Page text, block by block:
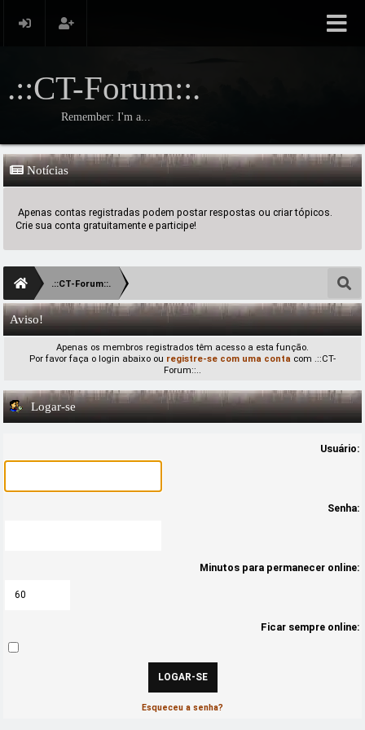
.::CT-Forum::.
Remember: I'm a...
Notícias
Apenas contas registradas podem postar respostas ou criar tópicos.
Crie sua conta gratuitamente e participe!
.::CT-Forum::.
Aviso!
Apenas os membros registrados têm acesso a esta função.
Por favor faça o login abaixo ou registre-se com uma conta com .::CT-
Forum::..
Logar-se
Usuário:
Senha:
Minutos para permanecer online:
Ficar sempre online:
Esqueceu a senha?